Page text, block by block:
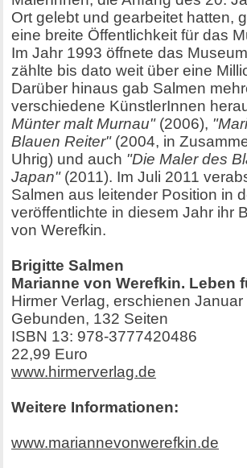
Ort gelebt und gearbeitet hatten,
eine breite Öffentlichkeit für das
Im Jahr 1993 öffnete das
zählte bis dato weit über eine
Darüber hinaus gab Salmen
verschiedene KünstlerInnen
Münter malt Murnau"(2006),
Blauen Reiter"(2004, in
Uhrig) und auch "Die Maler des
Japan"(2011). Im Juli 2011
Salmen aus leitender Position in
veröffentlichte in diesem Jahr ihr
von Werefkin.
Brigitte Salmen
Marianne von Werefkin. Leben
Hirmer Verlag, erschienen
Gebunden, 132 Seiten
ISBN 13: 978-3777420486
22,99 Euro
www.hirmerverlag.de
Weitere Informationen:
www.mariannevonwerefkin.de